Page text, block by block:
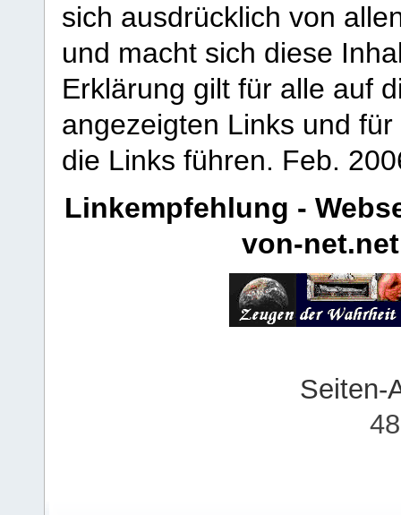
sich ausdrücklich von
und macht sich diese
Erklärung gilt für alle auf
angezeigten Links und
die Links führen. Feb.
Linkempfehlung -
von-net.net
Seiten-